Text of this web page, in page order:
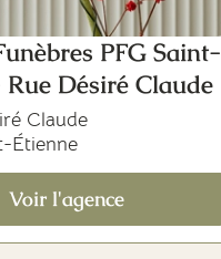
PFG Saint-
Désiré Claude
Claude
Étienne
Voir l'agence